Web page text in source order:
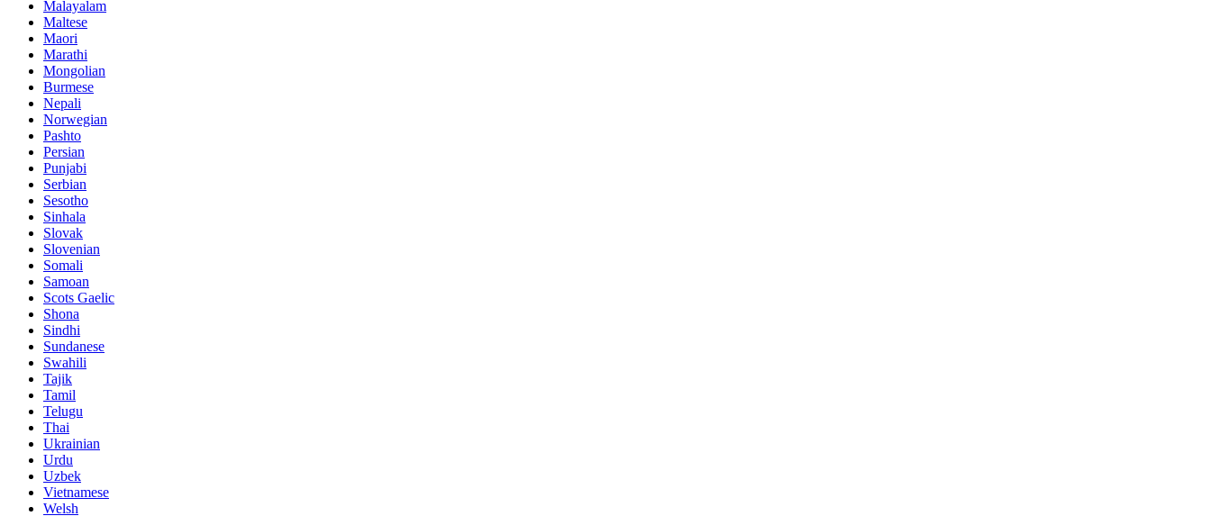
Malayalam
Maltese
Maori
Marathi
Mongolian
Burmese
Nepali
Norwegian
Pashto
Persian
Punjabi
Serbian
Sesotho
Sinhala
Slovak
Slovenian
Somali
Samoan
Scots Gaelic
Shona
Sindhi
Sundanese
Swahili
Tajik
Tamil
Telugu
Thai
Ukrainian
Urdu
Uzbek
Vietnamese
Welsh